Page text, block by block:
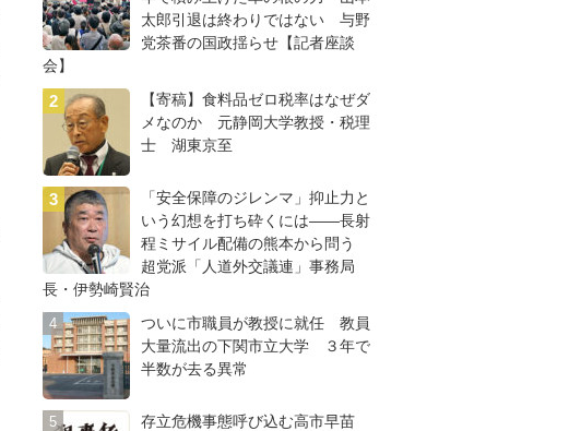
太郎引退は終わりではない 与野
党茶番の国政揺らせ【記者座談
会】
【寄稿】食料品ゼロ税率はなぜダ
メなのか 元静岡大学教授・税理
士 湖東京至
「安全保障のジレンマ」抑止力と
いう幻想を打ち砕くには――長射
程ミサイル配備の熊本から問う
超党派「人道外交議連」事務局
長・伊勢崎賢治
ついに市職員が教授に就任 教員
大量流出の下関市立大学 ３年で
半数が去る異常
存立危機事態呼び込む高市早苗